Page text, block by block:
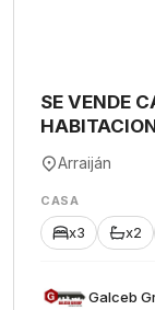
SE VENDE
Arraiján
CASA
x3 x2